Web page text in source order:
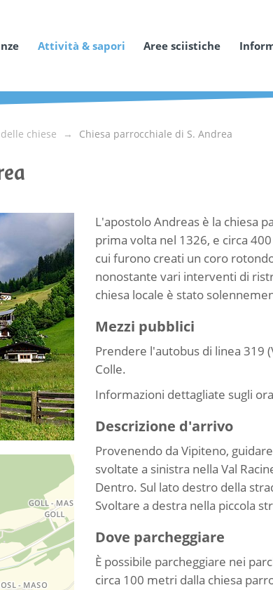
Attività & sapori Aree sciistiche
chiese Chiesa parrocchiale di S. Andrea
L'apostolo Andreas è la chiesa
prima volta nel 1326, e circa
cui furono creati un coro
nonostante vari interventi di
chiesa locale è stato
Mezzi pubblici
Prendere l'autobus di linea 319
Colle.
Informazioni dettagliate sugli
Descrizione d'arrivo
Provenendo da Vipiteno,
svoltate a sinistra nella Val
Dentro. Sul lato destro della
Svoltare a destra nella piccola
Dove parcheggiare
È possibile parcheggiare nei
circa 100 metri dalla chiesa